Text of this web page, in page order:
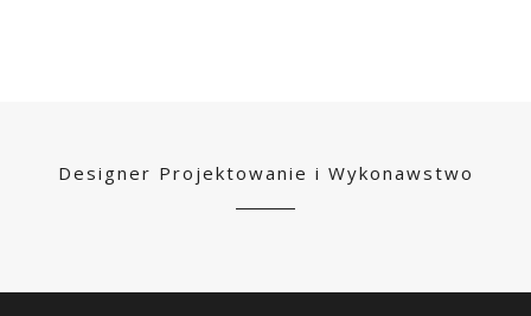
Designer Projektowanie i Wykonawstwo